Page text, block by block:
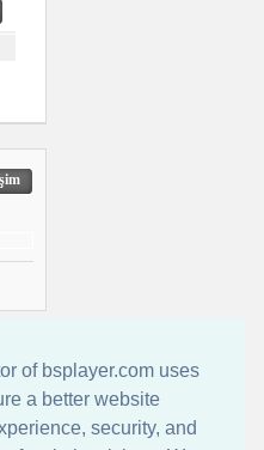
of bsplayer.com uses
a better website
security, and